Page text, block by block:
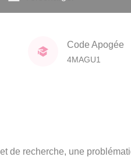
Code Apogée
4MAGU1
de recherche, une